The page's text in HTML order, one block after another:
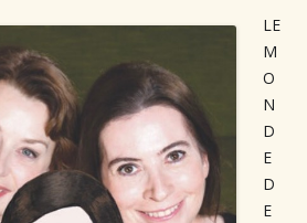
LE
M
O
N
D
E
D
E